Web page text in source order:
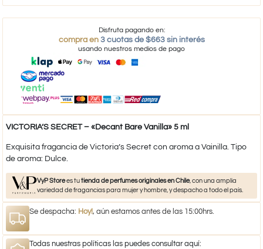
Disfruta pagando en:
compra en 3 cuotas de $663 sin interés
usando nuestros medios de pago
VICTORIA’S SECRET – «Decant Bare Vanilla» 5 ml
Exquisita fragancia de Victoria’s Secret con aroma a Vainilla. Tipo
de aroma: Dulce.
VyP Storees tutienda de perfumes originales en Chile, con una amplia
variedad de fragancias para mujer y hombre, y despacho a todo el país.
Se despacha: Hoy!, aún estamos antes de las 15:00hrs.
Todas nuestras políticas las puedes consultar aquí: